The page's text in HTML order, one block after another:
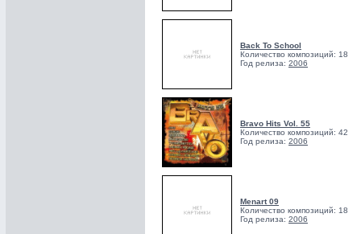
Back To School
Количество композиций: 18
Год релиза: 2006
Bravo Hits Vol. 55
Количество композиций: 42
Год релиза: 2006
Menart 09
Количество композиций: 18
Год релиза: 2006